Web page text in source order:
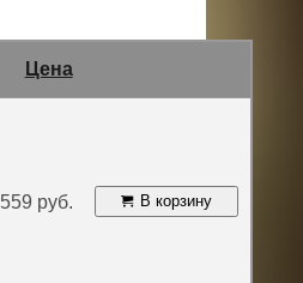
Цена
559 руб. В корзину